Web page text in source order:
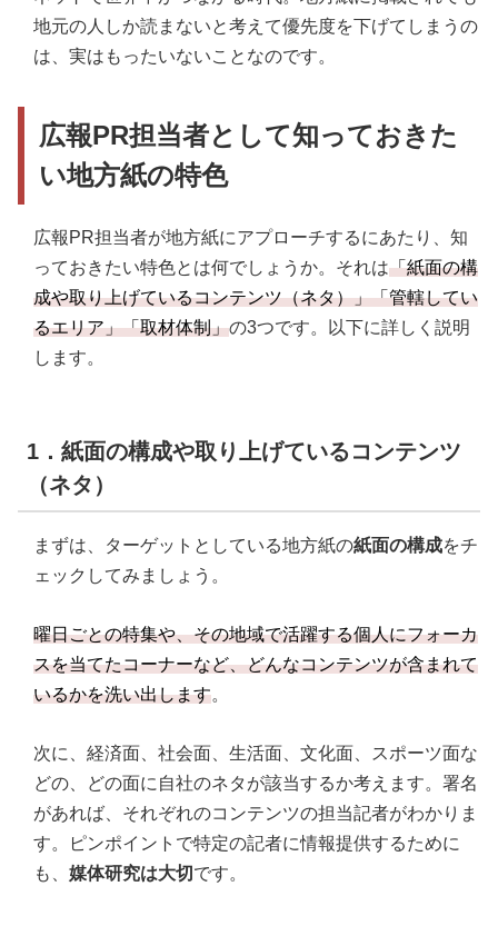
地元の人しか読まないと考えて優先度を下げてしまうの
は、実はもったいないことなのです。
広報PR担当者として知っておきた
い地方紙の特色
広報PR担当者が地方紙にアプローチするにあたり、知
っておきたい特色とは何でしょうか。それは「紙面の構
成や取り上げているコンテンツ（ネタ）」「管轄してい
るエリア」「取材体制」の3つです。以下に詳しく説明
します。
1．紙面の構成や取り上げているコンテンツ
（ネタ）
まずは、ターゲットとしている地方紙の紙面の構成をチ
ェックしてみましょう。
曜日ごとの特集や、その地域で活躍する個人にフォーカ
スを当てたコーナーなど、どんなコンテンツが含まれて
いるかを洗い出します。
次に、経済面、社会面、生活面、文化面、スポーツ面な
どの、どの面に自社のネタが該当するか考えます。署名
があれば、それぞれのコンテンツの担当記者がわかりま
す。ピンポイントで特定の記者に情報提供するために
も、 媒体研究は大切 です。